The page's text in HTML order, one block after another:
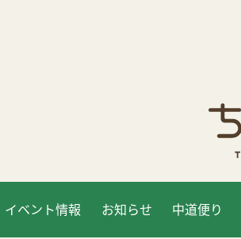
イベント情報 お知らせ 中道便り